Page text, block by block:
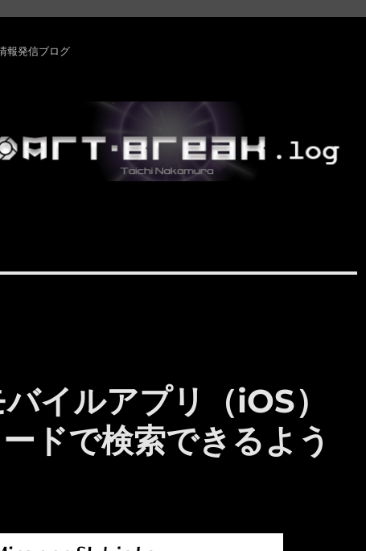
報発信ブログ
イルアプリ（iOS）
ドで検索できるよう